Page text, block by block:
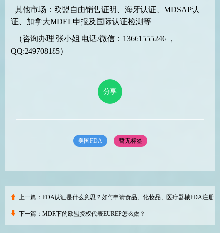
其他市场：欧盟自由销售证明、海牙认证、MDSAP认
证、加拿大MDEL申报及国际认证检测等
（咨询办理 张小姐 电话/微信：13661555246 ，
QQ:249708185）
分享
美国FDA 暂无标签
上一篇：FDA认证是什么意思？如何申请食品、化妆品、医疗器械FDA注册
下一篇：MDR下的欧盟授权代表EUREP怎么做？